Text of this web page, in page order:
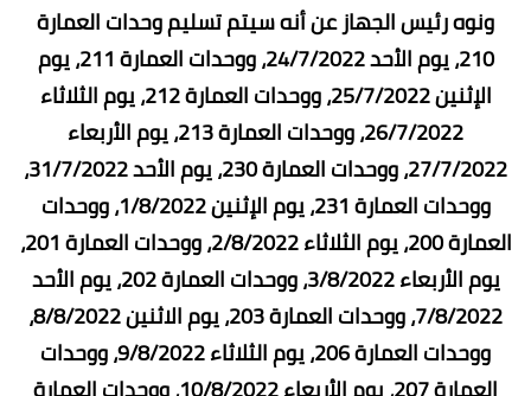
ونوه رئيس الجهاز عن أنه سيتم تسليم وحدات العمارة
210، يوم الأحد 24/7/2022، ووحدات العمارة 211، يوم
الإثنين 25/7/2022، ووحدات العمارة 212، يوم الثلاثاء
26/7/2022، ووحدات العمارة 213، يوم الأربعاء
27/7/2022، ووحدات العمارة 230، يوم الأحد 31/7/2022،
ووحدات العمارة 231، يوم الإثنين 1/8/2022، ووحدات
العمارة 200، يوم الثلاثاء 2/8/2022، ووحدات العمارة 201،
يوم الأربعاء 3/8/2022، ووحدات العمارة 202، يوم الأحد
7/8/2022، ووحدات العمارة 203، يوم الاثنين 8/8/2022،
ووحدات العمارة 206، يوم الثلاثاء 9/8/2022، ووحدات